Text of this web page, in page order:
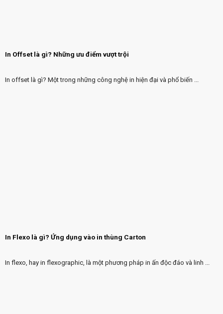
In Offset là gì? Những ưu điểm vượt trội
In offset là gì? Một trong những công nghệ in hiện đại và phổ biến ...
In Flexo là gì? Ứng dụng vào in thùng Carton
In flexo, hay in flexographic, là một phương pháp in ấn độc đáo và linh ...